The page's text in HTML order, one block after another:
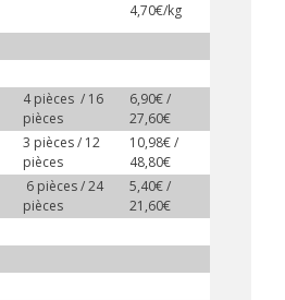
4,70€/kg
4 pièces / 16
pièces
6,90€ /
27,60€
3 pièces / 12
pièces
10,98€ /
48,80€
6 pièces / 24
pièces
5,40€ /
21,60€